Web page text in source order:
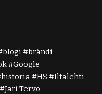
blogi
brändi
Google
historia HS
Iltalehti
Jari Tervo